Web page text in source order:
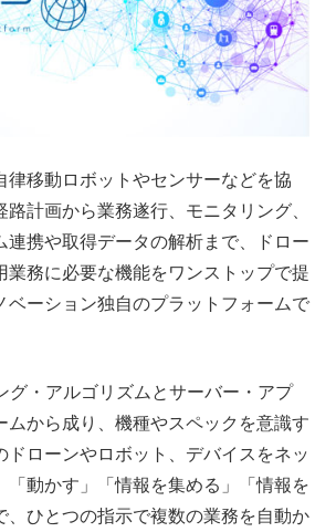
資料ダウンロード
律移動ロボットやセンサーなどを協
計画から業務遂行、モニタリング、
連携や取得データの解析まで、ドロー
業務に必要な機能をワンストップで提
ベーション独自のプラットフォームで
グ・アルゴリズムとサーバー・アプ
ムから成り、機種やスペックを意識す
ドローンやロボット、デバイスをネッ
「動かす」「情報を集める」「情報を
、ひとつの指示で複数の業務を自動か